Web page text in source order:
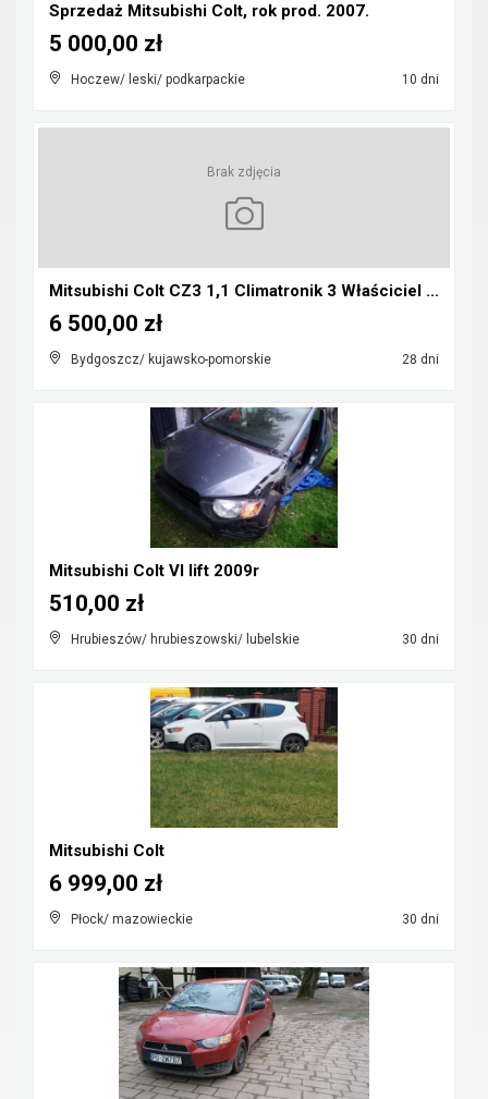
Sprzedaż Mitsubishi Colt, rok prod. 2007.
Hoczew/ leski/ podkarpackie 10 dni
5 000,00 zł
Brak zdjęcia
Mitsubishi Colt CZ3 1,1 Climatronik 3 Właściciel ...
Bydgoszcz/ kujawsko-pomorskie 28 dni
6 500,00 zł
Mitsubishi Colt VI lift 2009r
Hrubieszów/ hrubieszowski/ lubelskie 30 dni
510,00 zł
Mitsubishi Colt
Płock/ mazowieckie 30 dni
6 999,00 zł